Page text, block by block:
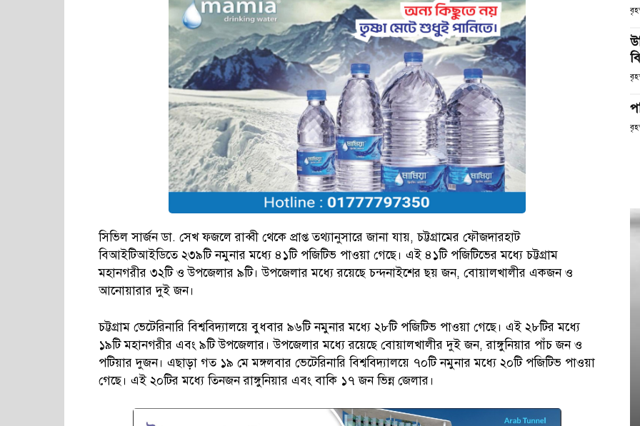
সিভিল সার্জন ডা. সেখ ফজলে রাব্বী থেকে প্রাপ্ত তথ্যানুসারে জানা যায়, চট্টগ্রামের ফৌজদারহাট
বিআইটিআইডিতে ২৩৯টি নমুনার মধ্যে ৪১টি পজিটিভ পাওয়া গেছে। এই ৪১টি পজিটিভের মধ্যে চট্টগ্রাম
মহানগরীর ৩২টি ও উপজেলার ৯টি। উপজেলার মধ্যে রয়েছে চন্দনাইশের ছয় জন, বোয়ালখালীর একজন ও
আনোয়ারার দুই জন।
চট্টগ্রাম ভেটেরিনারি বিশ্ববিদ্যালয়ে বুধবার ৯৬টি নমুনার মধ্যে ২৮টি পজিটিভ পাওয়া গেছে। এই ২৮টির মধ্যে
১৯টি মহানগরীর এবং ৯টি উপজেলার। উপজেলার মধ্যে রয়েছে বোয়ালখালীর দুই জন, রাঙ্গুনিয়ার পাঁচ জন ও
পটিয়ার দুজন। এছাড়া গত ১৯ মে মঙ্গলবার ভেটেরিনারি বিশ্ববিদ্যালয়ে ৭০টি নমুনার মধ্যে ২০টি পজিটিভ পাওয়া
গেছে। এই ২০টির মধ্যে তিনজন রাঙ্গুনিয়ার এবং বাকি ১৭ জন ভিন্ন জেলার।